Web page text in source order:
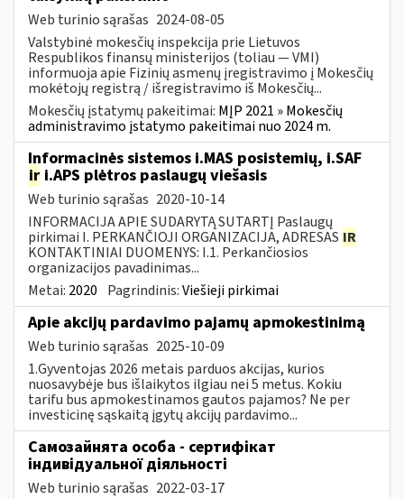
Web turinio sąrašas 2024-08-05
Valstybinė mokesčių inspekcija prie Lietuvos
Respublikos finansų ministerijos (toliau — VMI)
informuoja apie Fizinių asmenų įregistravimo į Mokesčių
mokėtojų registrą / išregistravimo iš Mokesčių...
Mokesčių įstatymų pakeitimai: MĮP 2021 » Mokesčių
administravimo įstatymo pakeitimai nuo 2024 m.
Informacinės sistemos i.MAS posistemių, i.SAF
ir i.APS plėtros paslaugų viešasis
Web turinio sąrašas 2020-10-14
INFORMACIJA APIE SUDARYTĄ SUTARTĮ Paslaugų
pirkimai I. PERKANČIOJI ORGANIZACIJA, ADRESAS IR
KONTAKTINIAI DUOMENYS: I.1. Perkančiosios
organizacijos pavadinimas...
Metai: 2020 Pagrindinis:Viešieji pirkimai
Apie akcijų pardavimo pajamų apmokestinimą
Web turinio sąrašas 2025-10-09
1.Gyventojas 2026 metais parduos akcijas, kurios
nuosavybėje bus išlaikytos ilgiau nei 5 metus. Kokiu
tarifu bus apmokestinamos gautos pajamos? Ne per
investicinę sąskaitą įgytų akcijų pardavimo...
Самозайнята особа - сертифікат
індивідуальної діяльності
Web turinio sąrašas 2022-03-17